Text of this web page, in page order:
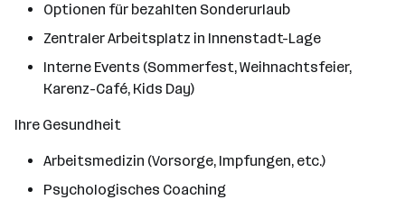
Optionen für bezahlten Sonderurlaub
Zentraler Arbeitsplatz in Innenstadt-Lage
Interne Events (Sommerfest, Weihnachtsfeier,
Karenz-Café, Kids Day)
Ihre Gesundheit
Arbeitsmedizin (Vorsorge, Impfungen, etc.)
Psychologisches Coaching